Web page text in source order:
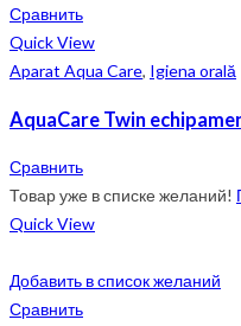
Сравнить
Quick View
Aparat Aqua Care, Igiena orală
AquaCare Twin
Сравнить
Товар уже в списке желаний!
Quick View
Добавить в список желаний
Сравнить